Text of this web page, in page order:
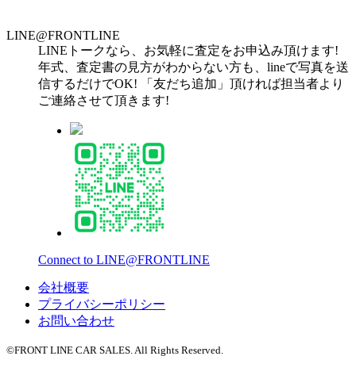
LINE@FRONTLINE
LINEトークなら、お気軽に査定をお申込み頂けます!
年式、査定書の見方がわからない方も、lineで写真を送
信するだけでOK! 「友だち追加」頂ければ担当者より
ご連絡させて頂きます!
Connect to LINE@FRONTLINE
会社概要
プライバシーポリシー
お問い合わせ
©FRONT LINE CAR SALES. All Rights Reserved.